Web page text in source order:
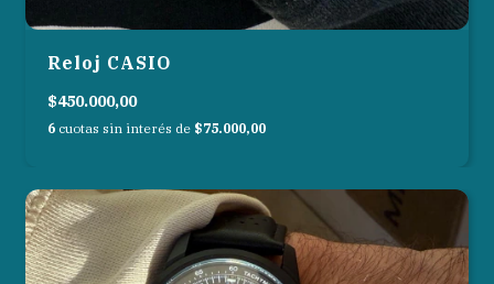
Reloj CASIO
$450.000,00
6 cuotas sin interés de $75.000,00